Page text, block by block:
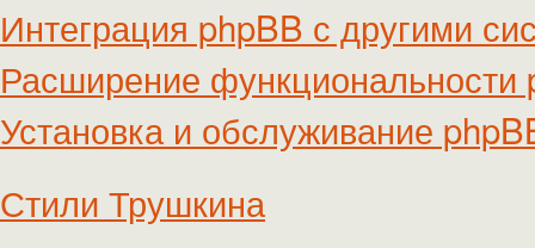
Интеграция phpBB с другими
Расширение функциональности
Установка и обслуживание
Стили Трушкина